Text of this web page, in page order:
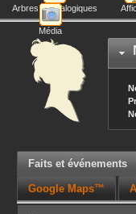
Arbres généalogiques
Média
Faits et événements
Google Maps™